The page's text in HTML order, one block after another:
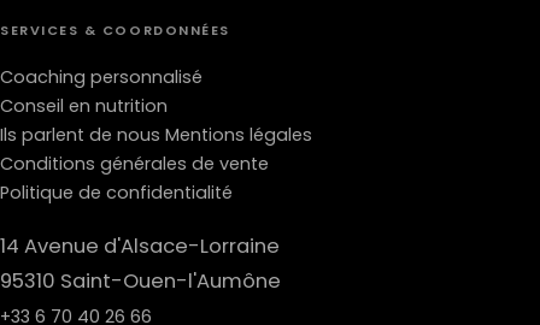
SERVICES & COORDONNÉES
Coaching personnalisé
Conseil en nutrition
Ils parlent de nous Mentions légales
Conditions générales de vente
Politique de confidentialité
14 Avenue d'Alsace-Lorraine
95310 Saint-Ouen-l'Aumône
+33 6 70 40 26 66